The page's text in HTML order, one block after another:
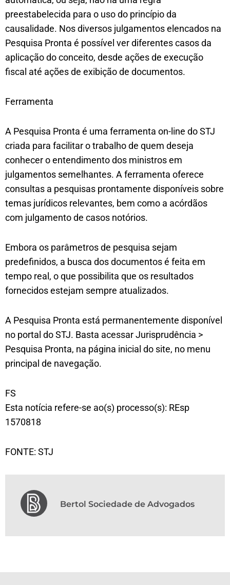
preestabelecida para o uso do princípio da
causalidade. Nos diversos julgamentos elencados na
Pesquisa Pronta é possível ver diferentes casos da
aplicação do conceito, desde ações de execução
fiscal até ações de exibição de documentos.
Ferramenta
A Pesquisa Pronta é uma ferramenta on-line do STJ
criada para facilitar o trabalho de quem deseja
conhecer o entendimento dos ministros em
julgamentos semelhantes. A ferramenta oferece
consultas a pesquisas prontamente disponíveis sobre
temas jurídicos relevantes, bem como a acórdãos
com julgamento de casos notórios.
Embora os parâmetros de pesquisa sejam
predefinidos, a busca dos documentos é feita em
tempo real, o que possibilita que os resultados
fornecidos estejam sempre atualizados.
A Pesquisa Pronta está permanentemente disponível
no portal do STJ. Basta acessar Jurisprudência >
Pesquisa Pronta, na página inicial do site, no menu
principal de navegação.
FS
Esta notícia refere-se ao(s) processo(s): REsp
1570818
FONTE: STJ
Bertol Sociedade de Advogados